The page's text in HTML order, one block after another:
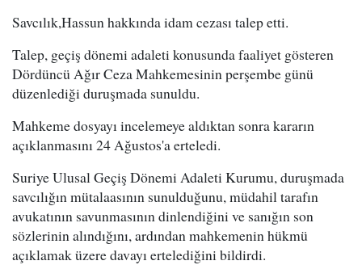
Savcılık,Hassun hakkında idam cezası talep etti.
Talep, geçiş dönemi adaleti konusunda faaliyet gösteren
Dördüncü Ağır Ceza Mahkemesinin perşembe günü
düzenlediği duruşmada sunuldu.
Mahkeme dosyayı incelemeye aldıktan sonra kararın
açıklanmasını 24 Ağustos'a erteledi.
Suriye Ulusal Geçiş Dönemi Adaleti Kurumu, duruşmada
savcılığın mütalaasının sunulduğunu, müdahil tarafın
avukatının savunmasının dinlendiğini ve sanığın son
sözlerinin alındığını, ardından mahkemenin hükmü
açıklamak üzere davayı ertelediğini bildirdi.